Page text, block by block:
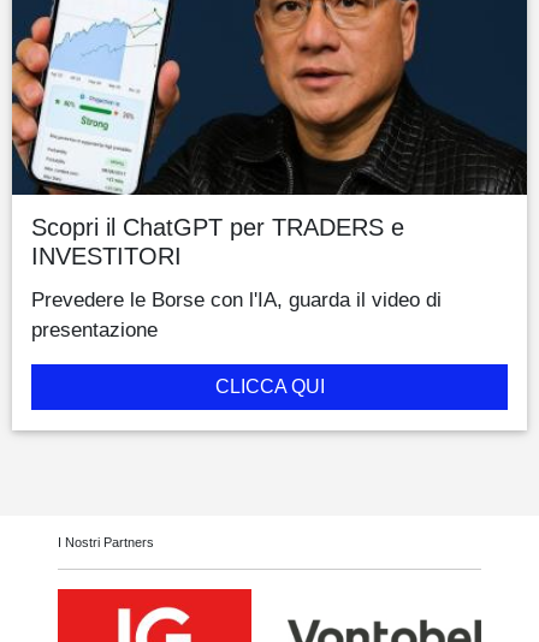
Scopri il ChatGPT per TRADERS e
INVESTITORI
Prevedere le Borse con l'IA, guarda il video di
presentazione
CLICCA QUI
I Nostri Partners